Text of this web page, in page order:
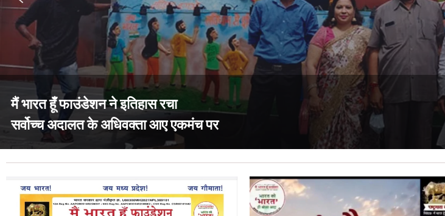
मैं भारत हूँ फाउंडेशन ने इतिहास रचा
सर्वोच्च अदालत के अधिवक्ता आए एकमंच पर